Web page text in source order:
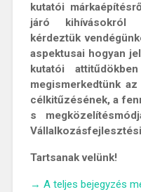
kutatói
járó kihívásokról
kérdeztük
aspektusai hogyan
kutatói
megismerkedtünk
célkitűzésének, a
s
Tartsanak velünk!
„A
→ A teljes bejegyzés